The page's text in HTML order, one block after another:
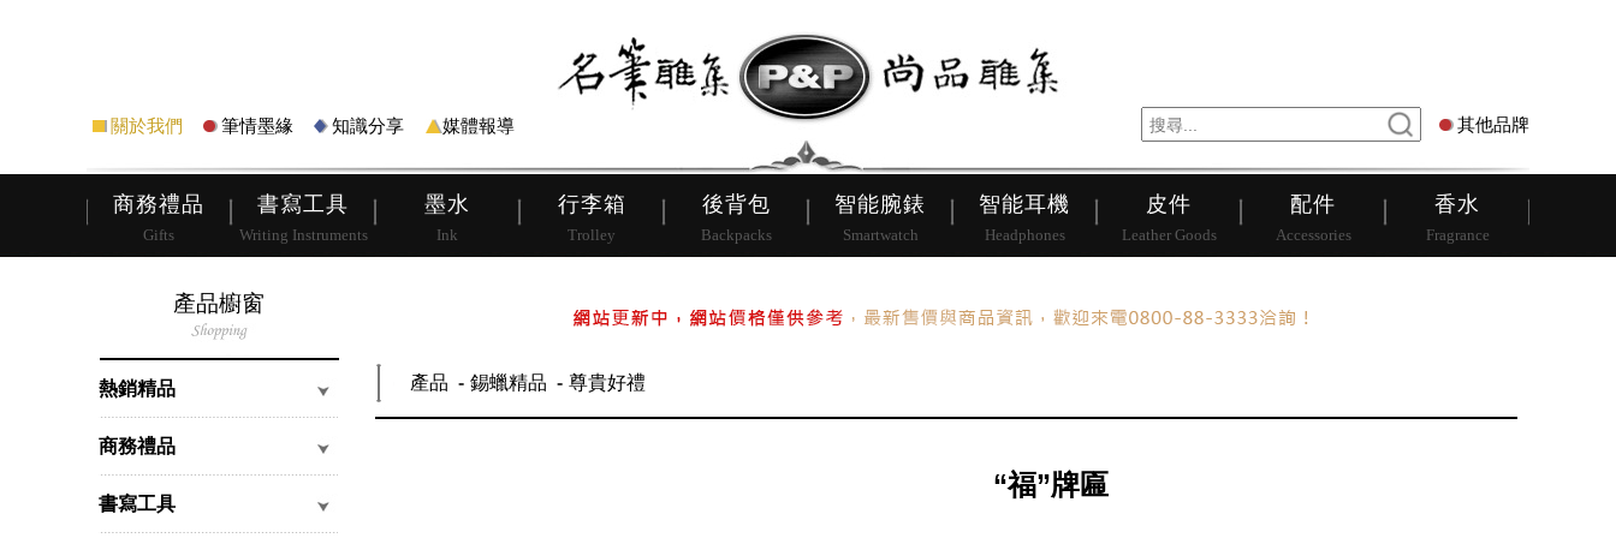
關於我們 筆情墨緣 知識分享 媒體報導 其他品牌
商務禮品
Gifts
書寫工具
Writing Instruments
墨水
Ink
行李箱
Trolley
後背包
Backpacks
智能腕錶
Smartwatch
智能耳機
Headphones
皮件
Leather Goods
配件
Accessories
香水
Fragrance
皮帶 行李箱 後背包
產品櫥窗
熱銷精品
商務禮品
書寫工具
產品 錫蠟精品 尊貴好禮
“福”牌匾